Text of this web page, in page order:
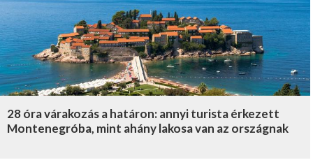
28 óra várakozás a határon: annyi turista érkezett
Montenegróba, mint ahány lakosa van az országnak